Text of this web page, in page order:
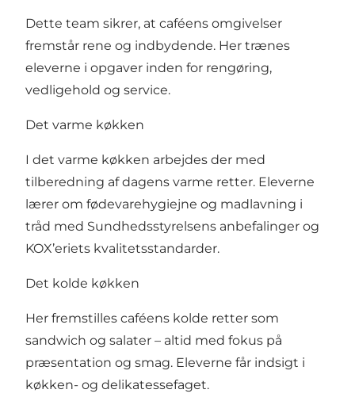
Dette team sikrer, at caféens omgivelser
fremstår rene og indbydende. Her trænes
eleverne i opgaver inden for rengøring,
vedligehold og service.
Det varme køkken
I det varme køkken arbejdes der med
tilberedning af dagens varme retter. Eleverne
lærer om fødevarehygiejne og madlavning i
tråd med Sundhedsstyrelsens anbefalinger og
KOX’eriets kvalitetsstandarder.
Det kolde køkken
Her fremstilles caféens kolde retter som
sandwich og salater – altid med fokus på
præsentation og smag. Eleverne får indsigt i
køkken- og delikatessefaget.